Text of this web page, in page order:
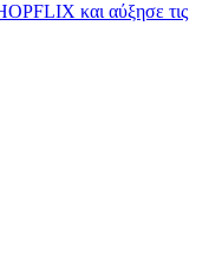
και αύξησε τις